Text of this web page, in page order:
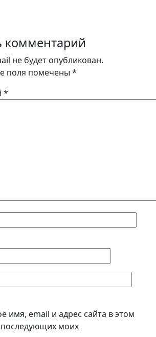
комментарий
не будет опубликован.
поля помечены *
*
имя, email и адрес сайта в этом
последующих моих